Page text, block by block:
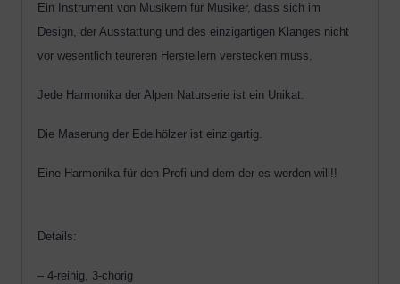
Ein Instrument von Musikern für Musiker, dass sich im
Design, der Ausstattung und des einzigartigen Klanges nicht
vor wesentlich teureren Herstellern verstecken muss.
Jede Harmonika der Alpen Naturserie ist ein Unikat.
Die Maserung der Edelhölzer ist einzigartig.
Eine Harmonika für den Profi und dem der es werden will!!
Details:
– 4-reihig, 3-chörig